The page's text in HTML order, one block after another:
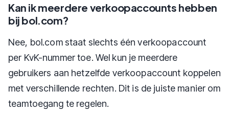
Kan ik meerdere verkoopaccounts hebben
bij bol.com?
Nee, bol.com staat slechts één verkoopaccount
per KvK-nummer toe. Wel kun je meerdere
gebruikers aan hetzelfde verkoopaccount koppelen
met verschillende rechten. Dit is de juiste manier om
teamtoegang te regelen.